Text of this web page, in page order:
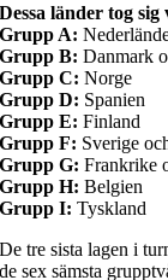
Dessa länder tog
Grupp A:
Grupp B:Danmark
Grupp C:Norge
Grupp D: Spanien
Grupp E:Finland
Grupp F: Sverige
Grupp G:Frankrike
Grupp H:Belgien
Grupp I:Tyskland
De tre sista lagen i
de sex sämsta